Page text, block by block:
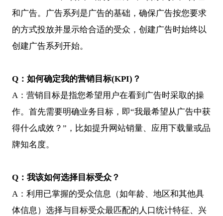
和广告。广告系列是广告的基础，确保广告按您要求
的方式投放并显示给合适的受众，创建广告时始终以
创建广告系列开始。
Q：如何确定我的营销目标(KPI)？
A：营销目标是指您希望用户在看到广告时采取的操
作。首先需要明确业务目标，即“我最希望从广告中获
得什么成效？”，比如提升网站销量、应用下载量或品
牌知名度。
Q：我该如何选择目标受众？
A：利用已掌握的受众信息（如年龄、地区和其他具
体信息）选择与目标受众最匹配的人口统计特征、兴